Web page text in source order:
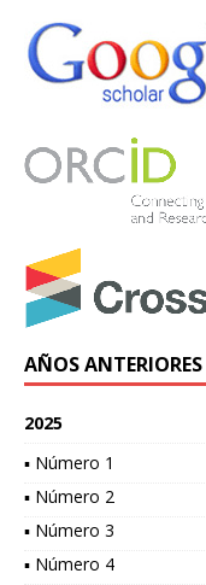
AÑOS ANTERIORES
2025
▪ Número 1
▪ Número 2
▪ Número 3
▪ Número 4